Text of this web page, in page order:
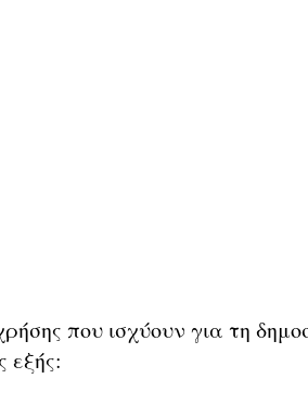
που ισχύουν για τη
εξής: